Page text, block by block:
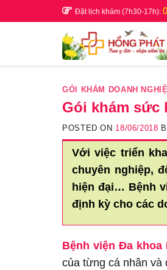
to
Đặt lịch khám (7h30-17h):
GÓI KHÁM DOANH
Gói khám sức
POSTED ON 18/06/2018
Với việc triển
chuyên nghiệp,
hiện đại… Bệnh
định kỳ cho các
Bệnh viện Đa khoa
của từng cá nhân và